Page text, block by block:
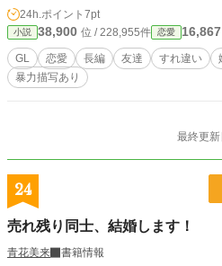
24h.ポイント 7pt
小説 38,900 位 / 228,955件 恋愛 16,867
GL 恋愛 長編 友達 すれ違い
暴力描写あり
最終更
24
売れ残り同士、結婚します！
青花美来 書籍情報